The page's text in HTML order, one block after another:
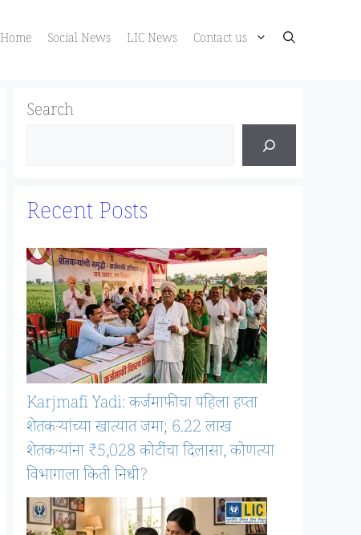
Home Social News LIC News Contact us
Search
Recent Posts
Karjmafi Yadi: कर्जमाफीचा पहिला हप्ता
शेतकऱ्यांच्या खात्यात जमा; 6.22 लाख
शेतकऱ्यांना ₹5,028 कोटींचा दिलासा, कोणत्या
विभागाला किती निधी?